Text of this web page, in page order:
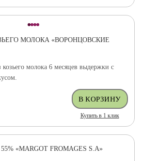
МОЛОКА «ВОРОНЦОВСКИЕ
молока 6 месяцев выдержки с
Купить в 1 клик
«MARGOT FROMAGES S.A»